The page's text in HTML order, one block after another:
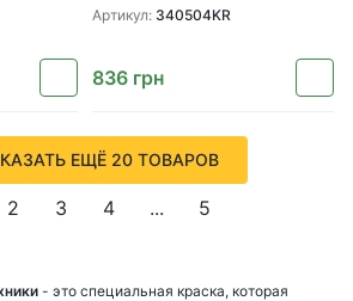
Артикул: 340504KR
836 грн
ЕЩЁ 20 ТОВАРОВ
2 3 4 ... 5
- это специальная краска, которая